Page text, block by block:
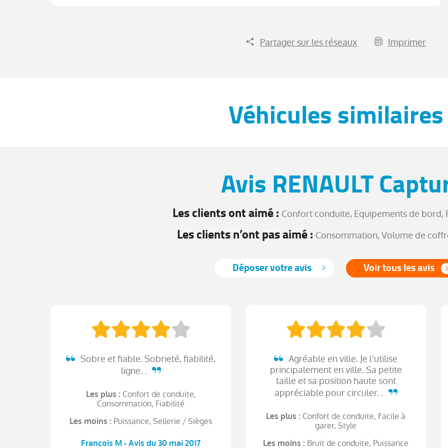
Partager sur les réseaux Imprimer
Véhicules similaires
Avis RENAULT
Les clients ont aimé : Confort conduite, Equipements de bord,
Les clients n’ont pas aimé : Consommation, Volume de
Déposer votre avis Voir tous les avis
Sobre et fiable. Sobrieté, fiabilité,
ligne. .
Les plus : Confort de conduite,
Consommation, Fiabilité
Les moins : Puissance, Sellerie / Sièges
François M - Avis du 30 mai 2017
Agréable en ville. Je l'utilise
principalement en ville. Sa petite
taille et sa position haute sont
appréciable pour circuler. .
Les plus : Confort de conduite, Facile à
garer, Style
Les moins : Bruit de conduite, Puissance